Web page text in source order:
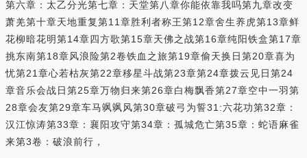
第六章：太乙分光第七章：天堂第八章你能依靠我吗第九章改变
萧羌第十章天地重复第11章胜利者称王第12章舍生养虎第13章鲜
花柳暗花明第14章四方歌第15章天佛之战第16章纯阳铁盒第17章
挑东南第18章风浪险第2卷铁血之旅第19章偷天换日第20章喜为
忧第21章心若枯灰第22章移星斗战第23章第24章拨云见日第24
章音乐会战日第25章万物归来第26章白梅飘香第27章空中一羽第
28章会友第29章车马飒飒风第30章破弓为誓31:六花功第32章：
汉江惊涛第33章：襄阳攻守第34章：孤城危亡第35章：蛇语麻雀
来第3卷：破浪前行，